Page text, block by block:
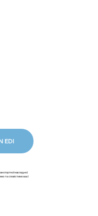
EDI
накладної.
та сповістимо вас!